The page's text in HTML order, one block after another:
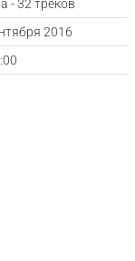
- 32 треков
2016